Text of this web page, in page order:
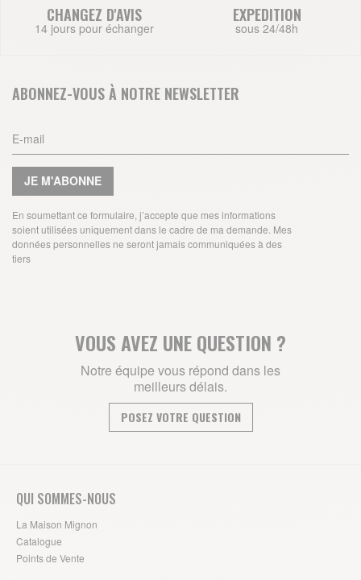
CHANGEZ D'AVIS
14 jours pour échanger
EXPEDITION
sous 24/48h
ABONNEZ-VOUS À NOTRE NEWSLETTER
JE M'ABONNE
En soumettant ce formulaire, j’accepte que mes informations
soient utilisées uniquement dans le cadre de ma demande. Mes
données personnelles ne seront jamais communiquées à des
tiers
VOUS AVEZ UNE QUESTION ?
Notre équipe vous répond dans les
meilleurs délais.
POSEZ VOTRE QUESTION
QUI SOMMES-NOUS
La Maison Mignon
Catalogue
Points de Vente